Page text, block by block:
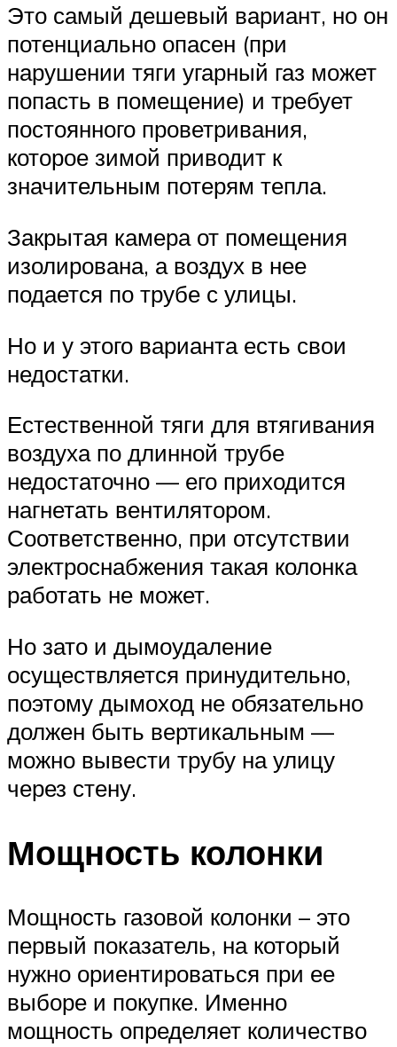
Это самый дешевый вариант, но он
потенциально опасен (при
нарушении тяги угарный газ может
попасть в помещение) и требует
постоянного проветривания,
которое зимой приводит к
значительным потерям тепла.
Закрытая камера от помещения
изолирована, а воздух в нее
подается по трубе с улицы.
Но и у этого варианта есть свои
недостатки.
Естественной тяги для втягивания
воздуха по длинной трубе
недостаточно — его приходится
нагнетать вентилятором.
Соответственно, при отсутствии
электроснабжения такая колонка
работать не может.
Но зато и дымоудаление
осуществляется принудительно,
поэтому дымоход не обязательно
должен быть вертикальным —
можно вывести трубу на улицу
через стену.
Мощность колонки
Мощность газовой колонки – это
первый показатель, на который
нужно ориентироваться при ее
выборе и покупке. Именно
мощность определяет количество